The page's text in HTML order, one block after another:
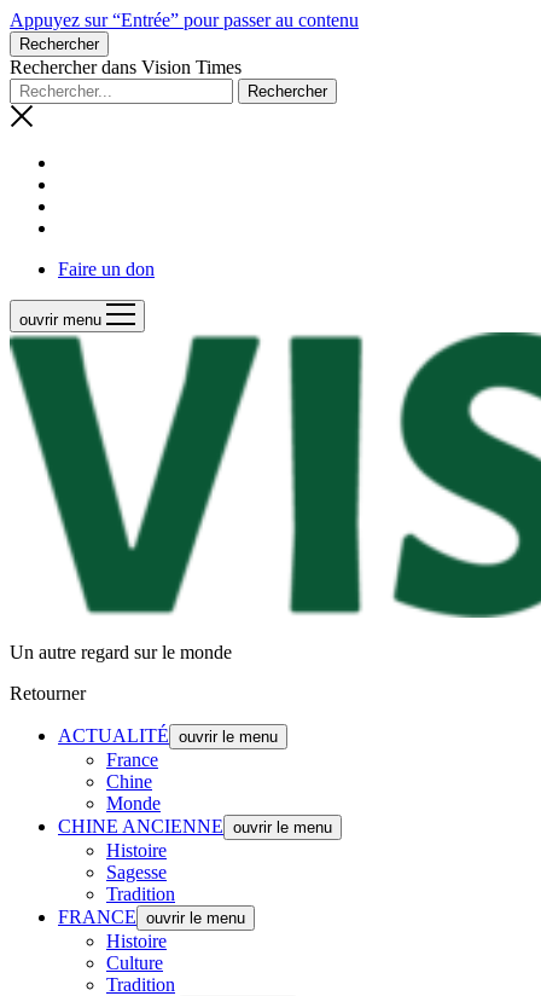
Appuyez sur “Entrée” pour passer au contenu
Rechercher
Rechercher dans Vision Times
Faire un don
ouvrir menu
Un autre regard sur le monde
Retourner
ACTUALITÉ ouvrir le menu
France
Chine
Monde
CHINE ANCIENNE ouvrir le menu
Histoire
Sagesse
Tradition
FRANCE ouvrir le menu
Histoire
Culture
Tradition